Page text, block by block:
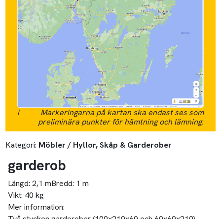
i
Markeringarna på kartan ska endast ses som
preliminära punkter för hämtning och lämning.
Kategori: Möbler / Hyllor, Skåp & Garderober
garderob
Längd: 2,1 mBredd: 1 m
Vikt: 40 kg
Mer information: